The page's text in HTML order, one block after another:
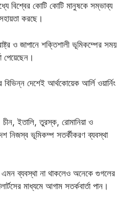
বিশ্বের কোটি কোটি মানুষকে সম্ভাব্য
করছে।
ও জাপানে শক্তিশালী ভূমিকম্পের সময়
পেয়েছেন।
দেশেই আর্থকোয়েক আর্লি ওয়ার্নিং
চীন, ইতালি, তুরস্ক, রোমানিয়া ও
নিজস্ব ভূমিকম্প সতর্কীকরণ ব্যবস্থা
এমন ব্যবস্থা না থাকলেও অনেকে গুগলের
মাধ্যমে আগাম সতর্কবার্তা পান।